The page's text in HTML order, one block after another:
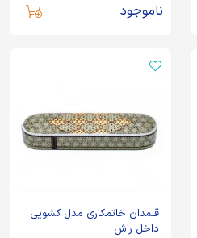
ناموجود
قلمدان خاتمکاری مدل کشویی
داخل راش